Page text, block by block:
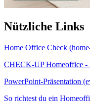
Nützliche Links
Home Office Check
CHECK-UP Homeoffice -
PowerPoint-Präsentation
So richtest du ein